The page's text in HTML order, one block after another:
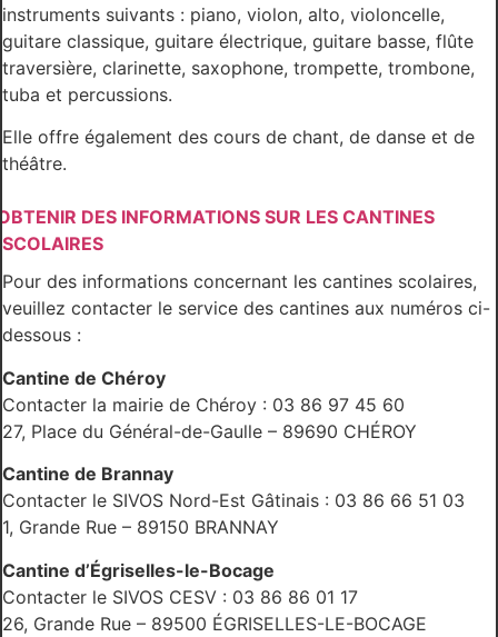
instruments suivants : piano, violon, alto, violoncelle,
guitare classique, guitare électrique, guitare basse, flûte
traversière, clarinette, saxophone, trompette, trombone,
tuba et percussions.
Elle offre également des cours de chant, de danse et de
théâtre.
DES INFORMATIONS SUR LES CANTINES
SCOLAIRES
Pour des informations concernant les cantines scolaires,
veuillez contacter le service des cantines aux numéros ci-
dessous :
Cantine de Chéroy
Contacter la mairie de Chéroy : 03 86 97 45 60
27, Place du Général-de-Gaulle – 89690 CHÉROY
Cantine de Brannay
Contacter le SIVOS Nord-Est Gâtinais : 03 86 66 51 03
1, Grande Rue – 89150 BRANNAY
Cantine d’Égriselles-le-Bocage
Contacter le SIVOS CESV : 03 86 86 01 17
26, Grande Rue – 89500 ÉGRISELLES-LE-BOCAGE